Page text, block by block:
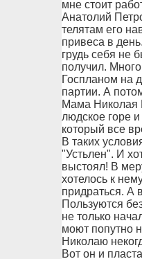
мне стоит
Анатолий
телятам его
привеса в
грудь себя не
получил.
Госпланом на
партии. А
Мама Николая
людское горе
который все
В таких
"Устьлен". И
выстоял! В
хотелось к
придраться. А
Пользуются
не только
моют попутно
Николаю
Вот он и